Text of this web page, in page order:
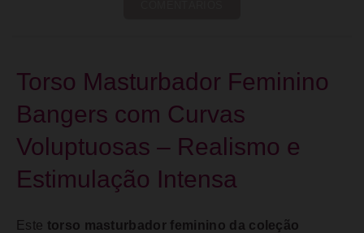
Torso Masturbador Feminino
Bangers com Curvas
Voluptuosas – Realismo e
Estimulação Intensa
Este torso masturbador feminino da coleção